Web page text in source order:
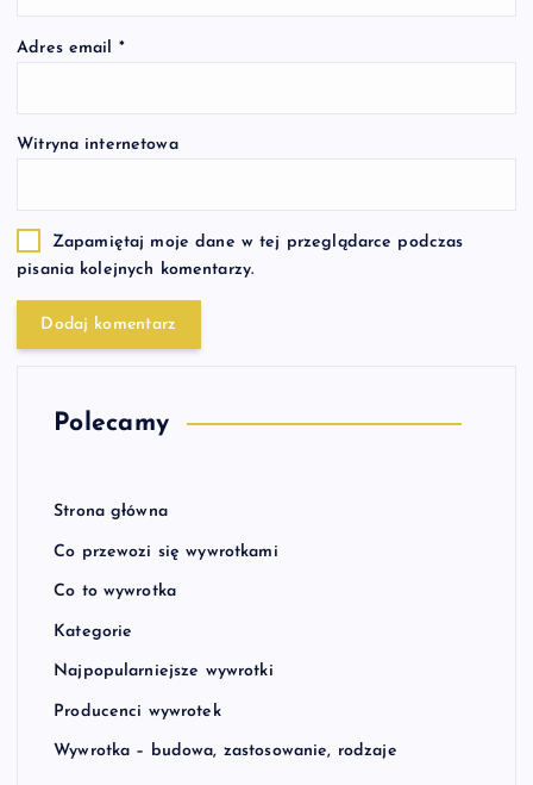
Adres email *
Witryna internetowa
Zapamiętaj moje dane w tej przeglądarce podczas
pisania kolejnych komentarzy.
Polecamy
Strona główna
Co przewozi się wywrotkami
Co to wywrotka
Kategorie
Najpopularniejsze wywrotki
Producenci wywrotek
Wywrotka – budowa, zastosowanie, rodzaje